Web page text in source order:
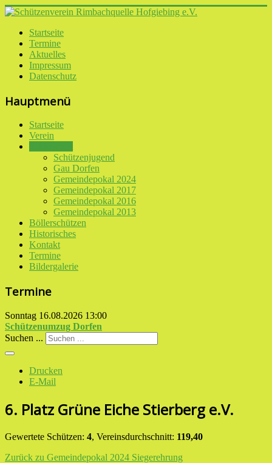
Startseite
Termine
Aktuelles
Impressum
Datenschutz
Hauptmenü
Startseite
Verein
Schützenjugend
Gau Dorfen
Gemeindepokal 2024
Gemeindepokal 2017
Gemeindepokal 2016
Gemeindepokal 2013
Böllerschützen
Historisches
Kontakt
Termine
Bildergalerie
Termine
Sonntag 16.08.2026 13:00
Schützenumzug Dorfen
Suchen ...
Drucken
E-Mail
6. Platz Grüne Eiche Stierberg e.V.
Gewertete Schützen: 4, Vereinsdurchschnitt: 119,40
Zurück zu Gemeindepokal 2024 Siegerehrung